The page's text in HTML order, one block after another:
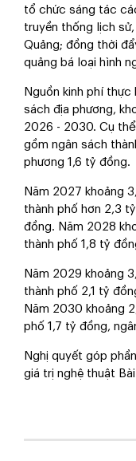
tổ chức sáng tác
truyền thống lịch
Quảng; đồng thời
quảng bá loại hình
Nguồn kinh phí thực
sách địa phương,
2026 - 2030. Cụ
gồm ngân sách
phương 1,6 tỷ đồng.
Năm 2027 khoảng
thành phố hơn 2,3
đồng. Năm 2028
thành phố 1,8 tỷ
Năm 2029 khoảng
thành phố 2,1 tỷ
Năm 2030 khoảng
phố 1,7 tỷ đồng,
Nghị quyết góp
giá trị nghệ thuật